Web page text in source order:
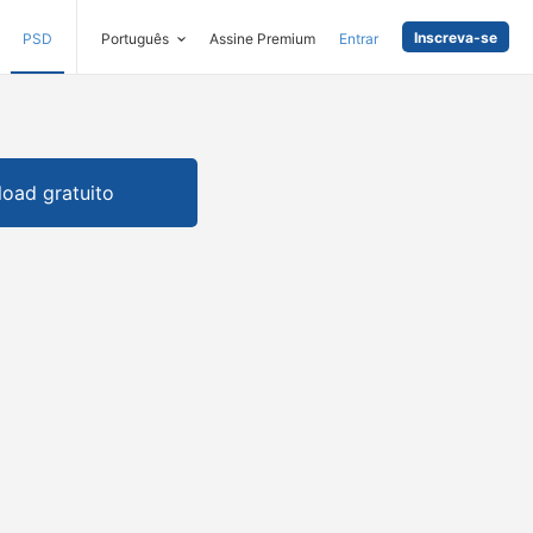
PSD Português Assine Premium Entrar Inscreva-se
gratuito